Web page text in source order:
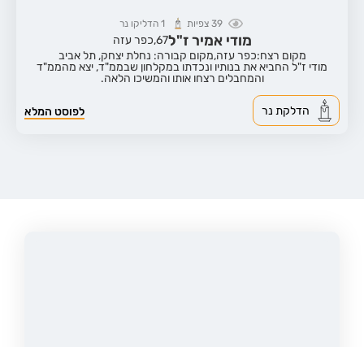
39 צפיות 1 הדליקו נר
מודי אמיר ז"ל67, כפר עזה
מקום רצח:כפר עזה,מקום קבורה: נחלת יצחק, תל אביב
מודי ז"ל החביא את בנותיו ונכדתו במקלחון שבממ"ד, יצא מהממ"ד
והמחבלים רצחו אותו והמשיכו הלאה.
לפוסט המלא הדלקת נר